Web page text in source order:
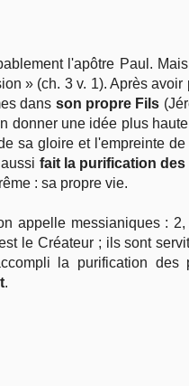
l'apôtre Paul.
» (ch. 3 v. 1). Après
dans son propre Fils
donner une idée plus
sa gloire et l'empreinte
fait la purification
: sa propre vie.
appelle messianiques :
le Créateur ; ils sont
la purification
.